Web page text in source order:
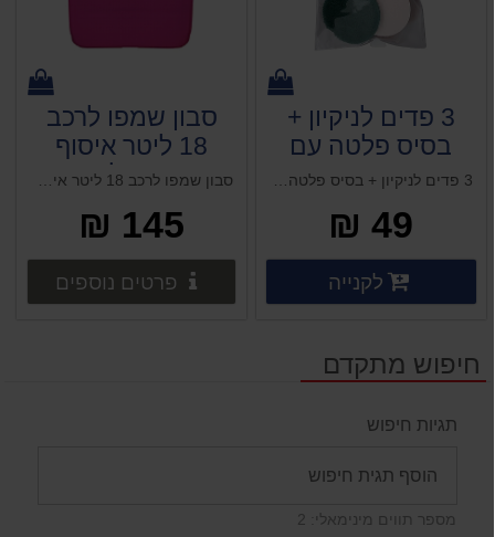
3 פדים לניקיון +
בסיס פלטה עם
חיבור מהיר
HARDWARE
49 ₪
פרטים נוספים פרטים נוספים לקנייה
סבון שמפו לרכב
18 ליטר איסוף
בחנות בלבד !!!סבון שמפו לרכב 18 ליטר איסוף בחנות בלבד !!!
145 ₪
פרטים נוספים
חיפוש מתקדם
תגיות חיפוש
מספר תווים מינימאלי: 2